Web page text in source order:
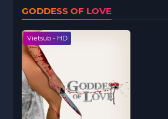
GODDESS OF LOVE
Vietsub - HD